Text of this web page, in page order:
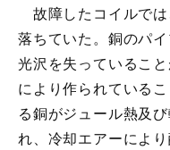
故障したコイルで
落ちていた。銅のパ
光沢を失っているこ
により作られている
る銅がジュール熱及
れ、冷却エアーによ